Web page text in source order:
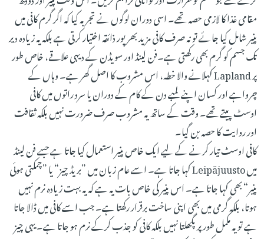
مقامی غذا کا لازمی حصہ تھے۔ اسی دوران لوگوں نے تجربہ کیا کہ اگر گرم کافی میں
پنیر شامل کیا جائے تو نہ صرف کافی مزید بھرپور ذائقہ اختیار کرتی ہے بلکہ یہ زیادہ دیر
تک جسم کو گرم بھی رکھتی ہے۔فن لینڈ اور سویڈن کے دیہی علاقے، خاص طور
پر Lapland کہلانے والا خطہ، اس مشروب کا اصل گھر ہے۔ وہاں کے
چرواہے اور کسان اپنے لمبے دن کے کام کے دوران یا سرد راتوں میں کافی
اوسٹ پیتے تھے۔ وقت کے ساتھ یہ مشروب صرف ضرورت نہیں بلکہ ثقافت
اور روایت کا حصہ بن گیا۔
کافی اوسٹ تیار کرنے کے لیے ایک خاص پنیر استعمال کیا جاتا ہے جسے فن لینڈ
میں Leipäjuusto کہا جاتا ہے۔ اسے عام زبان میں ”بریڈ چیز“ یا ”چمکتی ہوئی
پنیر“ بھی کہا جاتا ہے۔ اس پنیر کی خاص بات یہ ہے کہ یہ بہت زیادہ نرم نہیں
ہوتا، بلکہ گرمی میں بھی اپنی ساخت برقرار رکھتا ہے۔ جب اسے کافی میں ڈالا جاتا
ہے تو یہ مکمل طور پر پگھلتا نہیں بلکہ کافی کو جذب کرکے نرم ہو جاتا ہے۔ یہی چیز